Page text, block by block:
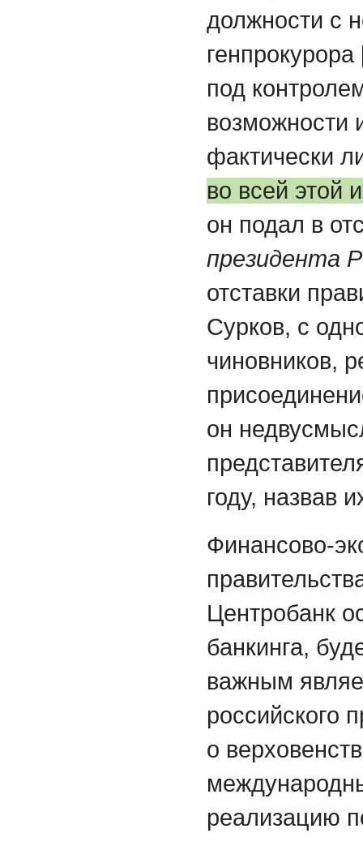
должности с
под
возможности
фактически
во всей этой
он подал в
президента
отставки
Сурков, с
чиновников,
он
году, назвав
Финансово-
Центробанк
банкинга,
важным
российского
о
реализацию